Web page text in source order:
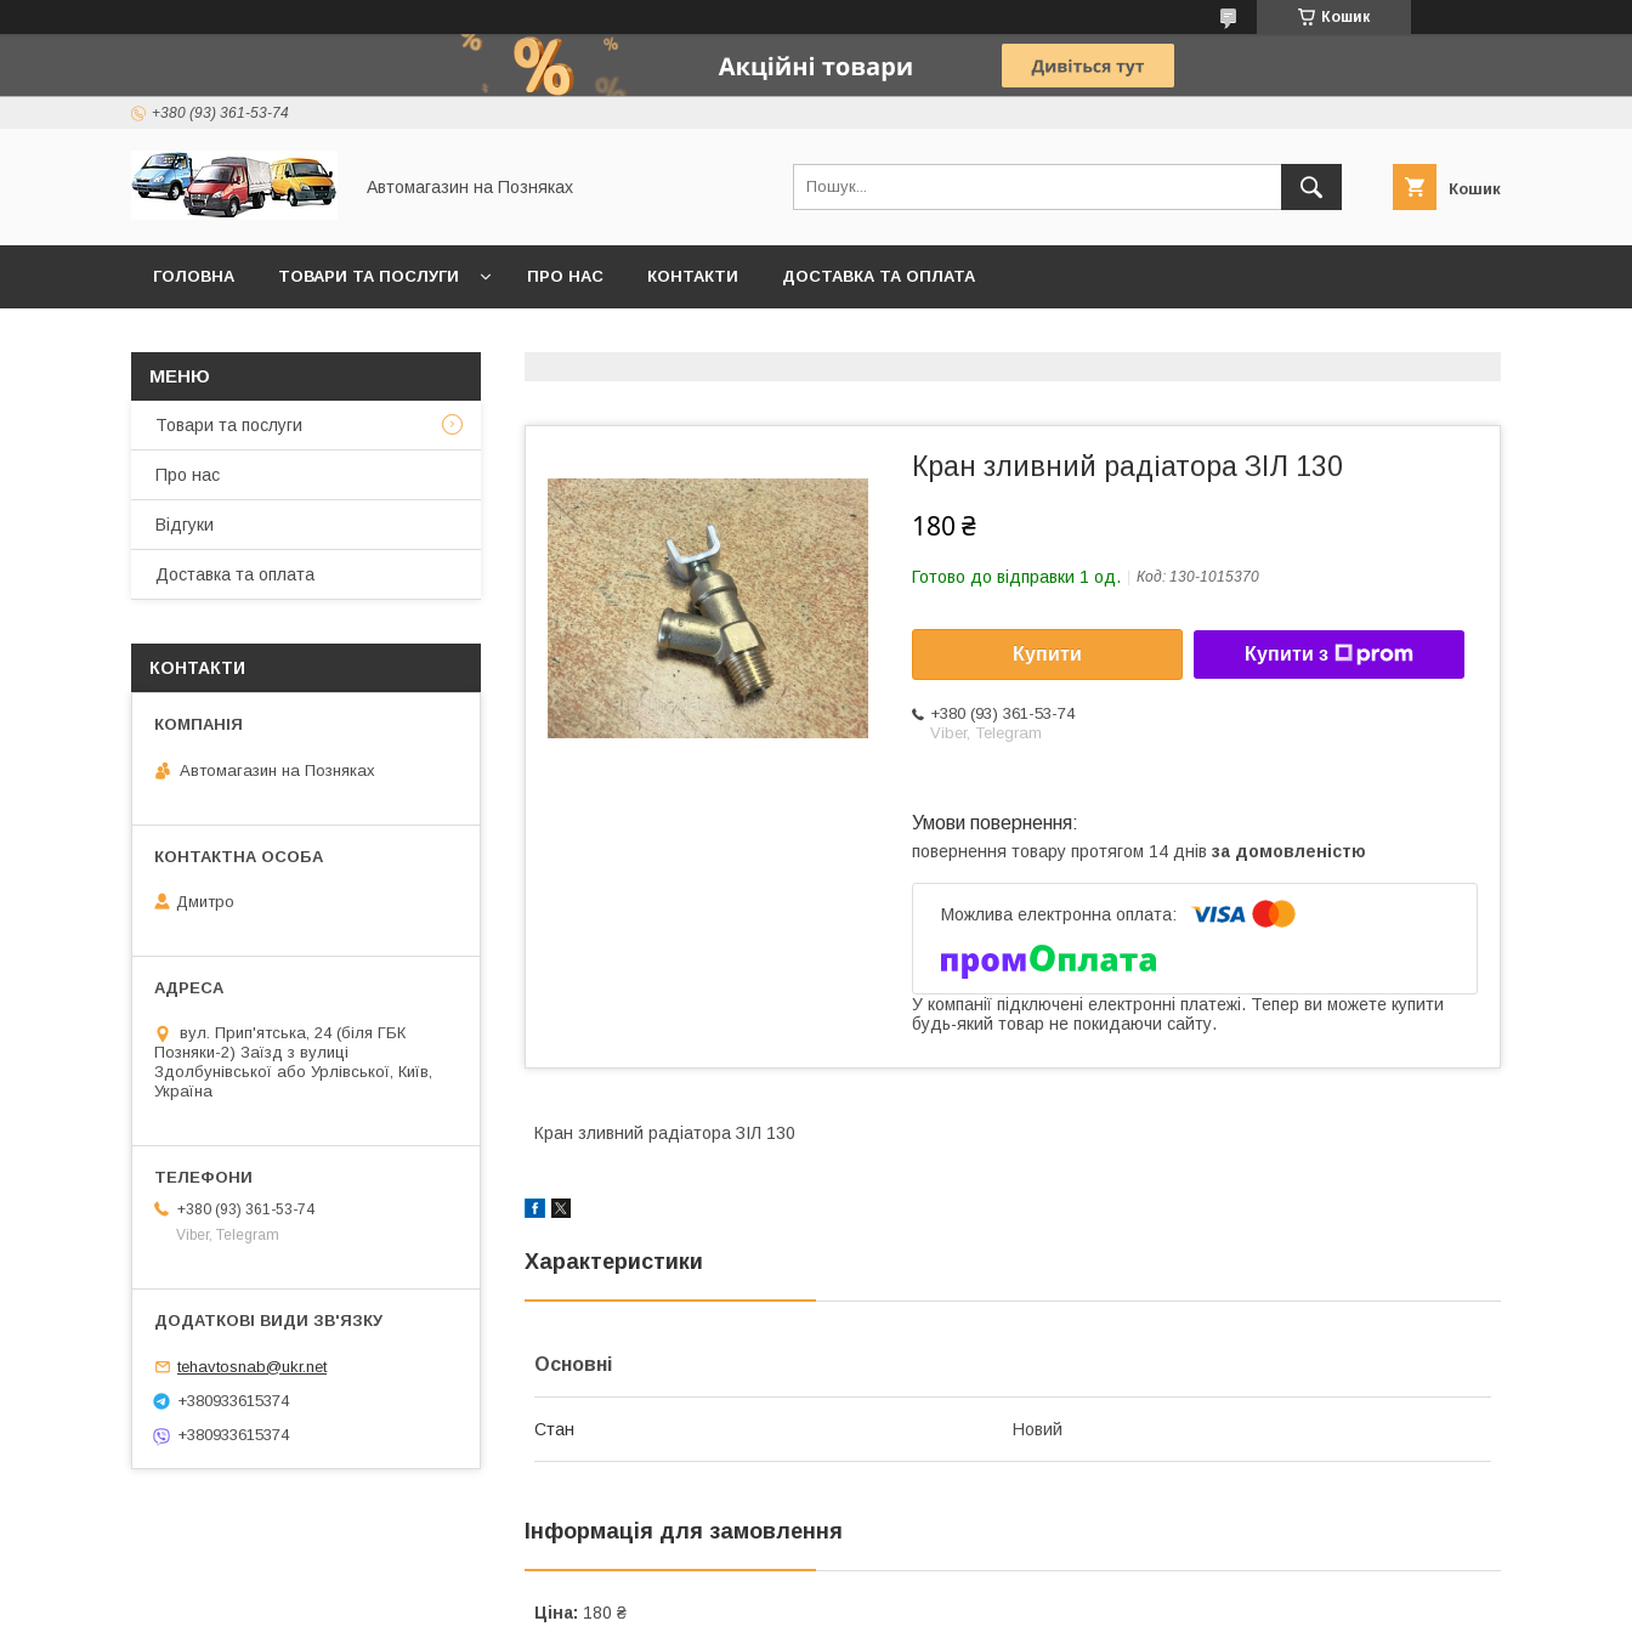
Кошик
+380 (93) 361-53-74
Автомагазин на Позняках Кошик
ГОЛОВНА ТОВАРИ ТА ПОСЛУГИ ПРО НАС КОНТАКТИ ДОСТАВКА ТА ОПЛАТА
Кран зливний радіатора ЗІЛ 130
180 ₴
Готово до відправки 1 од. Код: 130-1015370
Купити Купити з
+380 (93) 361-53-74
Viber, Telegram
повернення товару протягом 14 днів за домовленістю
У компанії підключені електронні платежі. Тепер ви можете купити
будь-який товар не покидаючи сайту.
Кран зливний радіатора ЗІЛ 130
Характеристики
Основні
Стан Новий
Інформація для замовлення
Ціна: 180 ₴
Товари та послуги
Про нас
Відгуки
Доставка та оплата
КОНТАКТИ
Автомагазин на Позняках
Дмитро
вул. Прип'ятська, 24 (біля ГБК
Позняки-2) Заїзд з вулиці
Здолбунівської або Урлівської, Київ,
Україна
+380 (93) 361-53-74
Viber, Telegram
tehavtosnab@ukr.net
+380933615374
+380933615374